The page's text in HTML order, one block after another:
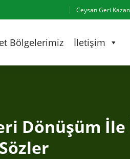
Ceysan Geri
Bölgelerimiz İletişim
Dönüşüm